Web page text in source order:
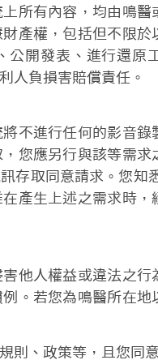
所有內容，均由鳴醫
產權，包括但不限於
公開發表、進行還原
人負損害賠償責任。
不進行任何的影音錄
您應另行與該等需求
存取同意請求。您知
產生上述之需求時，
他人權益或違法之行
。若您為鳴醫所在
則、政策等，且您同